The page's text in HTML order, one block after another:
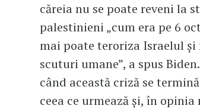
căreia nu se poate reveni la
palestinieni „cum era pe 6
mai poate teroriza Israelul
scuturi umane”, a spus
când această criză se
ceea ce urmează și, în